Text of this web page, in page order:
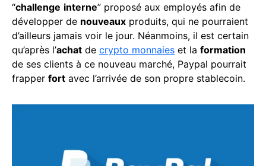
“challenge interne” proposé aux employés afin de
développer de nouveaux produits, qui ne pourraient
d’ailleurs jamais voir le jour. Néanmoins, il est certain
qu’après l’achat de crypto monnaies et la formation
de ses clients à ce nouveau marché, Paypal pourrait
frapper fort avec l’arrivée de son propre stablecoin.